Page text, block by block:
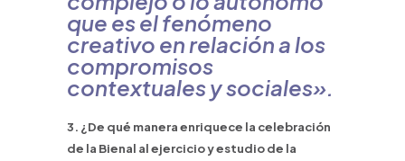
que es el fenómeno
creativo en relación a los
compromisos
contextuales y sociales».
3. ¿De qué manera enriquece la celebración
de la Bienal al ejercicio y estudio de la